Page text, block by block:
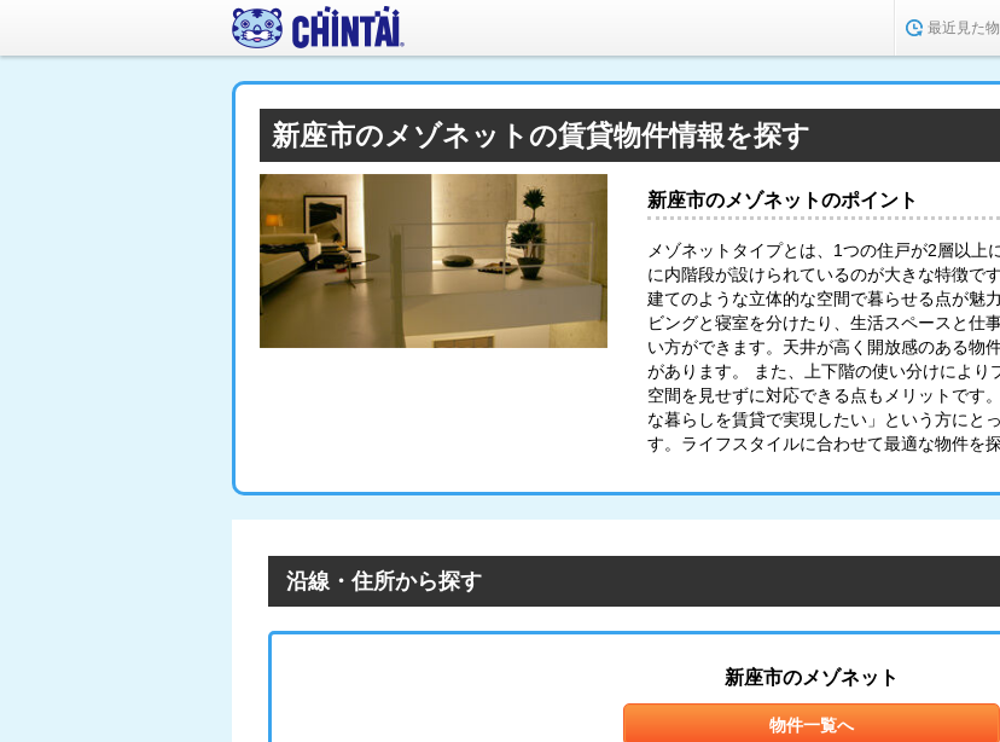
最近見た
新座市のメゾネットの賃貸物件情報を探す
新座市のメゾネットのポイント
メゾネットタイプとは、1つの住戸が2層以
に内階段が設けられているのが大きな特徴で
建てのような立体的な空間で暮らせる点が魅
ビングと寝室を分けたり、生活スペースと仕
い方ができます。天井が高く開放感のある物
があります。 また、上下階の使い分けによ
空間を見せずに対応できる点もメリットです
な暮らしを賃貸で実現したい」という方にと
す。ライフスタイルに合わせて最適な物件を
沿線・住所から探す
新座市のメゾネット
物件一覧へ